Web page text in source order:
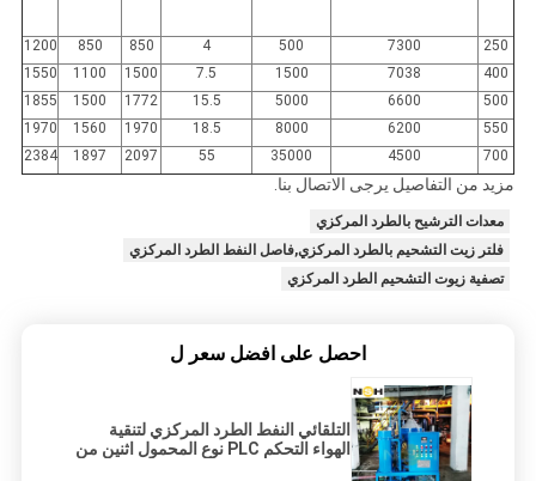
250
7300
500
4
850
850
1200
400
7038
1500
7.5
1500
1100
1550
500
6600
5000
15.5
1772
1500
1855
550
6200
8000
18.5
1970
1560
1970
700
4500
35000
55
2097
1897
2384
مزيد من التفاصيل يرجى الاتصال بنا.
معدات الترشيح بالطرد المركزي
فلتر زيت التشحيم بالطرد المركزي,فاصل النفط الطرد المركزي
تصفية زيوت التشحيم الطرد المركزي
احصل على افضل سعر ل
التلقائي النفط الطرد المركزي لتنقية
الهواء التحكم PLC نوع المحمول اثنين من